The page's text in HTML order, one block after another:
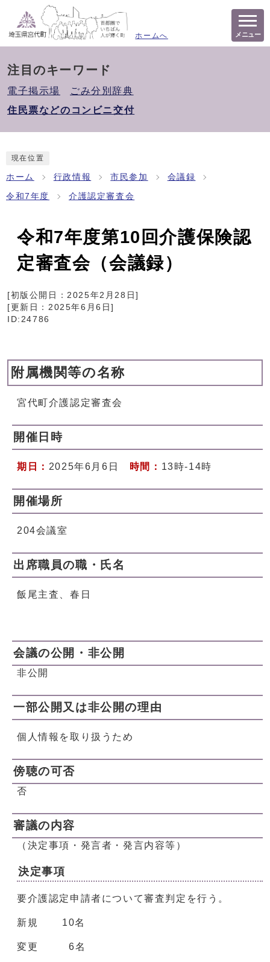
ホームへ メニュー
注目のキーワード
電子掲示場
ごみ分別辞典
住民票などのコンビニ交付
現在位置
ホーム 行政情報 市民参加 会議録
令和7年度 介護認定審査会
令和7年度第10回介護保険認
定審査会（会議録）
[初版公開日：2025年2月28日]
[更新日： 2025年6月6日]
ID:24786
附属機関等の名称
宮代町介護認定審査会
開催日時
期日： 2025年6月6日 時間： 13時-14時
開催場所
204会議室
出席職員の職・氏名
飯尾主査、春日
会議の公開・非公開
非公開
一部公開又は非公開の理由
個人情報を取り扱うため
傍聴の可否
否
審議の内容
（決定事項・発言者・発言内容等）
決定事項
要介護認定申請者について審査判定を行う。
新規 10名
変更 6名